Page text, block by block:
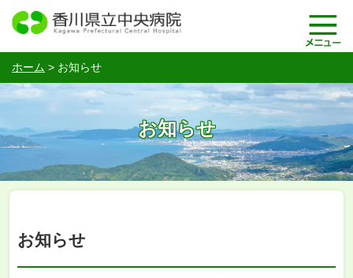
ホーム > お知らせ
お知らせ
お知らせ